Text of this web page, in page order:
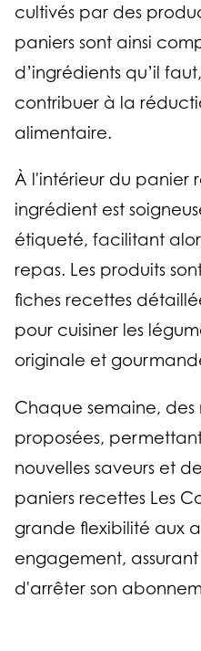
cultivés par des
paniers sont ainsi
d’ingrédients qu’il
contribuer à la
alimentaire.
À l'intérieur du panier
ingrédient est
étiqueté, facilitant
repas. Les produits
fiches recettes
pour cuisiner les
originale et
Chaque semaine, des
proposées,
nouvelles saveurs et
paniers recettes Les
grande flexibilité aux
engagement,
d'arrêter son